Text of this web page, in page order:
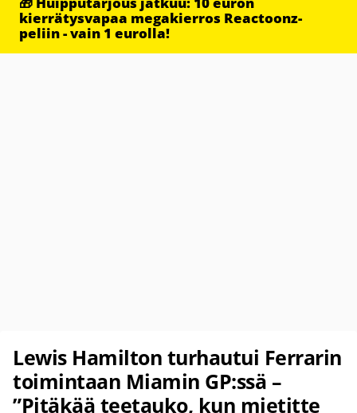
kierrätysvapaa megakierros Reactoonz-
peliin - vain 1 eurolla!
Lewis Hamilton turhautui Ferrarin
toimintaan Miamin GP:ssä –
”Pitäkää teetauko, kun mietitte